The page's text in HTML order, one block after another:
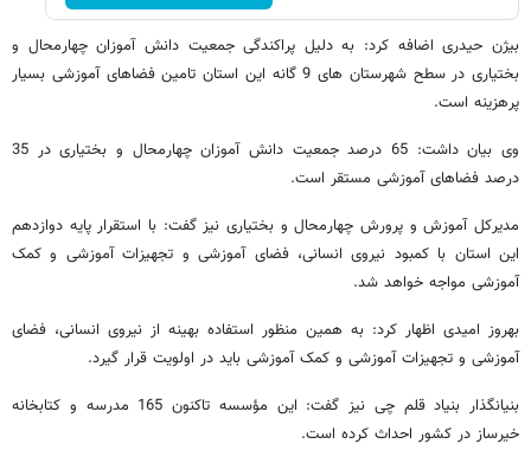
بیژن حیدری اضافه کرد: به دلیل پراکندگی جمعیت دانش آموزان چهارمحال و
بختیاری در سطح شهرستان های 9 گانه این استان تامین فضاهای آموزشی بسیار
پرهزینه است.
وی بیان داشت: 65 درصد جمعیت دانش آموزان چهارمحال و بختیاری در 35
درصد فضاهای آموزشی مستقر است.
مدیرکل آموزش و پرورش چهارمحال و بختیاری نیز گفت: با استقرار پایه دوازدهم
این استان با کمبود نیروی انسانی، فضای آموزشی و تجهیزات آموزشی و کمک
آموزشی مواجه خواهد شد.
بهروز امیدی اظهار کرد: به همین منظور استفاده بهینه از نیروی انسانی، فضای
آموزشی و تجهیزات آموزشی و کمک آموزشی باید در اولویت قرار گیرد.
بنیانگذار بنیاد قلم چی نیز گفت: این مؤسسه تاکنون 165 مدرسه و کتابخانه
خیرساز در کشور احداث کرده است.